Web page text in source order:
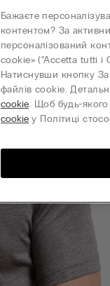
Бажаєте
контентом? За
персоналізований
cookie» (“Accetta tutti i
Натиснувши кнопку
файлів cookie.
cookie. Щоб будь-якого
cookie у Політиці